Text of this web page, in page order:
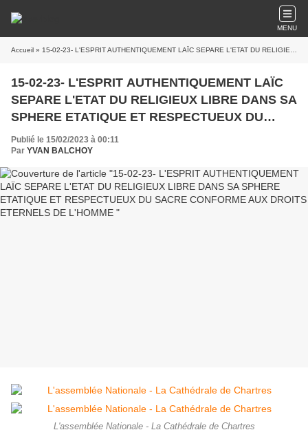
MENU
Accueil » 15-02-23- L'ESPRIT AUTHENTIQUEMENT LAÏC SEPARE L'ETAT DU RELIGIEUX LIBRE DANS SA SPHERE ETATIQUE ET RESPECTUEUX DU SACRE CONFORME AUX DROITS ETERNELS DE L'HOMME
15-02-23- L'ESPRIT AUTHENTIQUEMENT LAÏC
SEPARE L'ETAT DU RELIGIEUX LIBRE DANS SA
SPHERE ETATIQUE ET RESPECTUEUX DU
SACRE CONFORME AUX DROITS ETERNELS
DE L'HOMME
Publié le 15/02/2023 à 00:11
Par YVAN BALCHOY
L'assemblée Nationale - La Cathédrale de Chartres